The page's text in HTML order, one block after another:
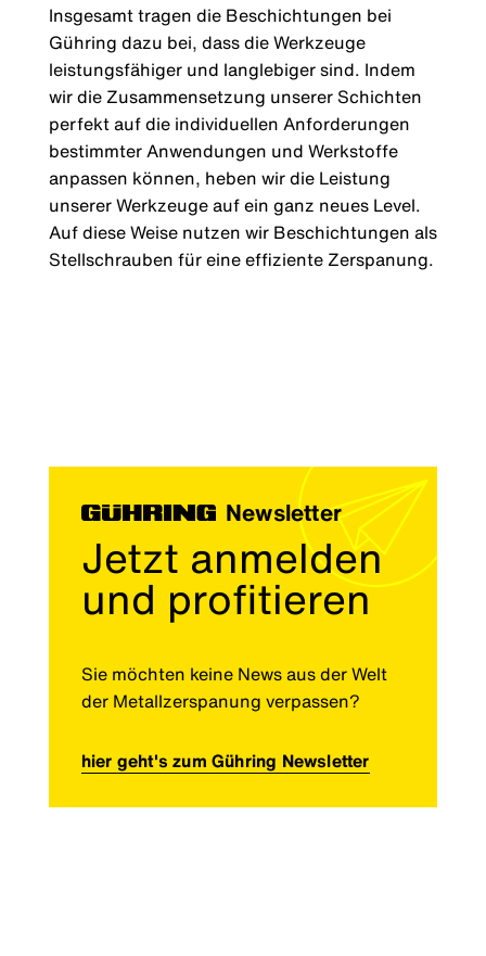
Insgesamt tragen die Beschichtungen bei
Gühring dazu bei, dass die Werkzeuge
leistungsfähiger und langlebiger sind. Indem
wir die Zusammensetzung unserer Schichten
perfekt auf die individuellen Anforderungen
bestimmter Anwendungen und Werkstoffe
anpassen können, heben wir die Leistung
unserer Werkzeuge auf ein ganz neues Level.
Auf diese Weise nutzen wir Beschichtungen als
Stellschrauben für eine effiziente Zerspanung.
Newsletter
Jetzt anmelden
und profitieren
Sie möchten keine News aus der Welt
der Metallzerspanung verpassen?
hier geht's zum Gühring Newsletter